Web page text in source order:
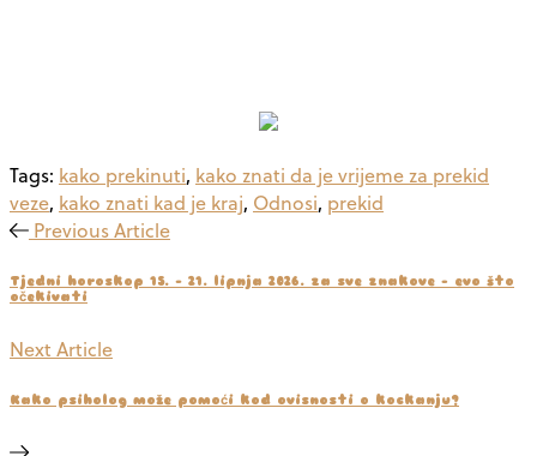
Tags: kako prekinuti, kako znati da je vrijeme za prekid
veze, kako znati kad je kraj, Odnosi, prekid
Previous Article
Tjedni horoskop 15. – 21. lipnja 2026. za sve znakove - evo što
očekivati
Next Article
Kako psiholog može pomoći kod ovisnosti o kockanju?